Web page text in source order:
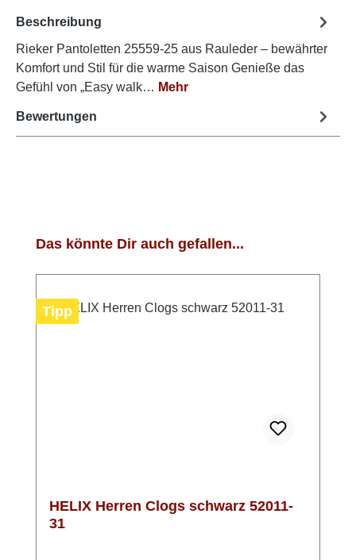
Beschreibung
Rieker Pantoletten 25559-25 aus Rauleder – bewährter
Komfort und Stil für die warme Saison Genieße das
Gefühl von „Easy walk… Mehr
Bewertungen
Produktgalerie überspringen
Das könnte Dir auch gefallen...
Tipp
HELIX Herren Clogs schwarz 52011-
31